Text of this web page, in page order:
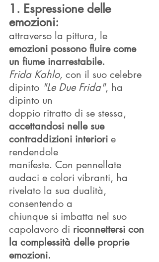
1. Espressione delle
emozioni:
attraverso la pittura, le
emozioni possono fluire come
un fiume inarrestabile.
Frida Kahlo, con il suo celebre
dipinto "Le Due Frida", ha
dipinto un
doppio ritratto di se stessa,
accettandosi nelle sue
contraddizioni interiori e
rendendole
manifeste. Con pennellate
audaci e colori vibranti, ha
rivelato la sua dualità,
consentendo a
chiunque si imbatta nel suo
capolavoro di riconnettersi con
la complessità delle proprie
emozioni.